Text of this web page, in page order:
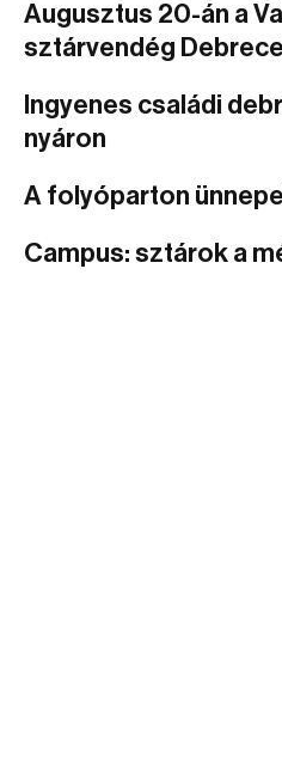
Augusztus 20-án a
sztárvendég
Ingyenes családi
nyáron
A folyóparton
Campus: sztárok a